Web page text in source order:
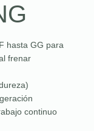
hasta GG para
frenar
continuo